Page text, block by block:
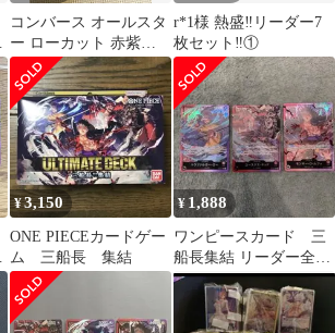
コンバース オールスタ
ー ローカット 赤紫
25cmキャンバス スニー
カー
r*1様 熱盛‼️リーダー7
枚セット‼️①
¥3,150
ONE PIECEカードゲー
ム 三船長 集結
¥ 1,888
ワンピースカード 三
船長集結 リーダー全3
種コンプリートセット